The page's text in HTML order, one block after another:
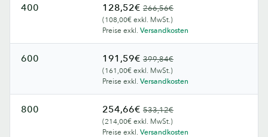
400 128,52€ 266,56€
(108,00€ exkl. MwSt.)
Preise exkl. Versandkosten
600 191,59€ 399,84€
(161,00€ exkl. MwSt.)
Preise exkl. Versandkosten
800 254,66€ 533,12€
(214,00€ exkl. MwSt.)
Preise exkl. Versandkosten